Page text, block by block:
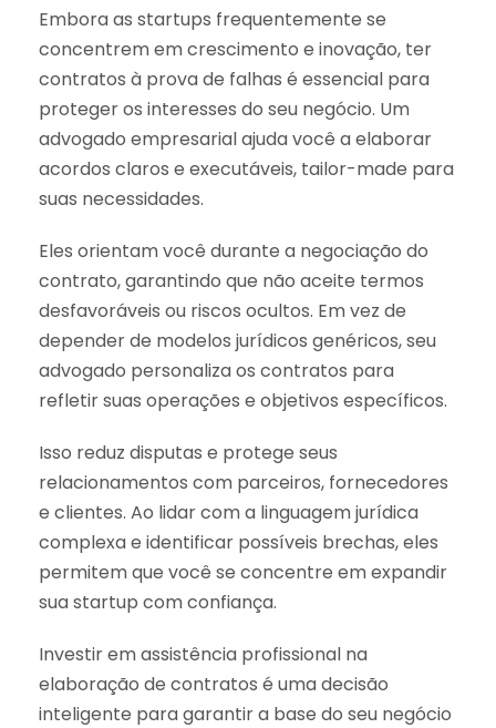
Embora as startups frequentemente se
concentrem em crescimento e inovação, ter
contratos à prova de falhas é essencial para
proteger os interesses do seu negócio. Um
advogado empresarial ajuda você a elaborar
acordos claros e executáveis, tailor-made para
suas necessidades.
Eles orientam você durante a negociação do
contrato, garantindo que não aceite termos
desfavoráveis ou riscos ocultos. Em vez de
depender de modelos jurídicos genéricos, seu
advogado personaliza os contratos para
refletir suas operações e objetivos específicos.
Isso reduz disputas e protege seus
relacionamentos com parceiros, fornecedores
e clientes. Ao lidar com a linguagem jurídica
complexa e identificar possíveis brechas, eles
permitem que você se concentre em expandir
sua startup com confiança.
Investir em assistência profissional na
elaboração de contratos é uma decisão
inteligente para garantir a base do seu negócio